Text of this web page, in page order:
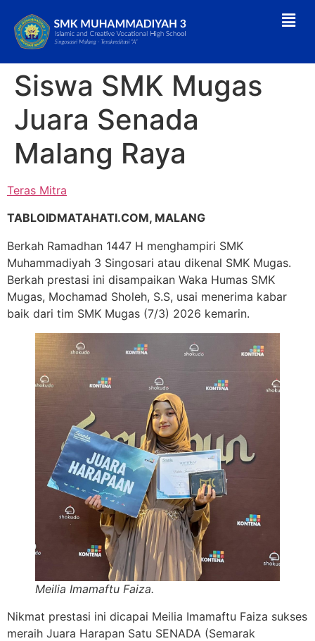
Siswa SMK Mugas
Juara Senada
Malang Raya
Teras Mitra
TABLOIDMATAHATI.COM, MALANG
Berkah Ramadhan 1447 H menghampiri SMK
Muhammadiyah 3 Singosari atau dikenal SMK Mugas.
Berkah prestasi ini disampaikan Waka Humas SMK
Mugas, Mochamad Sholeh, S.S, usai menerima kabar
baik dari tim SMK Mugas (7/3) 2026 kemarin.
Meilia Imamaftu Faiza.
Nikmat prestasi ini dicapai Meilia Imamaftu Faiza sukses
meraih Juara Harapan Satu SENADA (Semarak